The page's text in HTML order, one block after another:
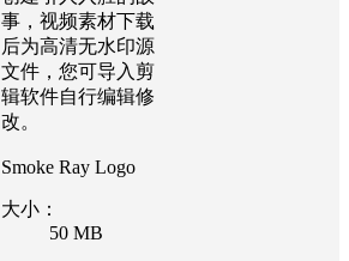
事，视频素材下载
后为高清无水印源
文件，您可导入剪
辑软件自行编辑修
改。
Smoke Ray Logo
大小：
50 MB